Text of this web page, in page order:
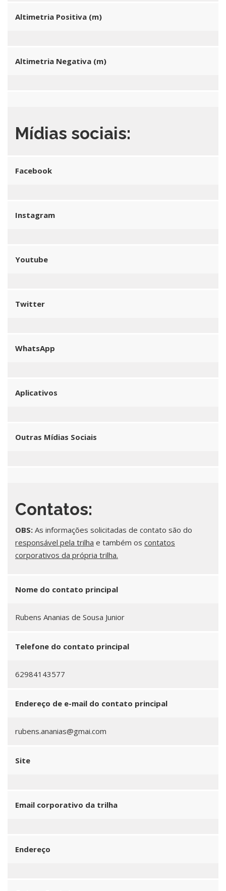
Altimetria Positiva (m)
Altimetria Negativa (m)
Mídias sociais:
Facebook
Instagram
Youtube
Twitter
WhatsApp
Aplicativos
Outras Mídias Sociais
Contatos:
OBS: As informações solicitadas de contato são do
responsável pela trilha e também os contatos
corporativos da própria trilha.
Nome do contato principal
Rubens Ananias de Sousa Junior
Telefone do contato principal
62984143577
Endereço de e-mail do contato principal
rubens.ananias@gmai.com
Site
Email corporativo da trilha
Endereço